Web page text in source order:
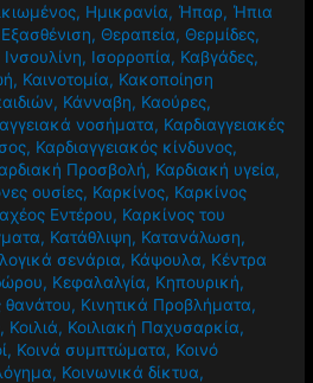
, Ημικρανία, Ήπαρ, Ήπια
, Θεραπεία, Θερμίδες,
Ινσουλίνη, Ισορροπία, Καβγάδες,
, Καινοτομία, Κακοποίηση
, Κάνναβη, Καούρες,
νοσήματα, Καρδιαγγειακές
, Καρδιαγγειακός κίνδυνος,
Προσβολή, Καρδιακή υγεία,
ουσίες, Καρκίνος, Καρκίνος
Εντέρου, Καρκίνος του
, Κατάθλιψη, Κατανάλωση,
σενάρια, Κάψουλα, Κέντρα
, Κεφαλαλγία, Κηπουρική,
θανάτου, Κινητικά Προβλήματα,
, Κοιλιά, Κοιλιακή Παχυσαρκία,
, Κοινά συμπτώματα, Κοινό
, Κοινωνικά δίκτυα,